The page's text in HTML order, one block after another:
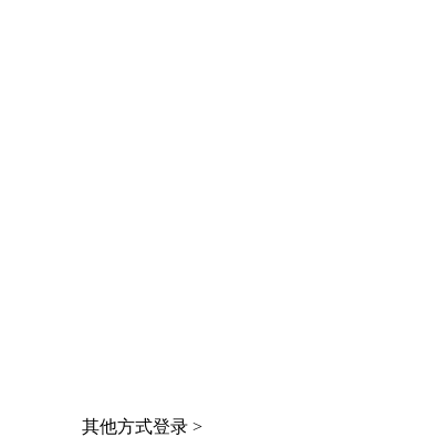
其他方式登录 >